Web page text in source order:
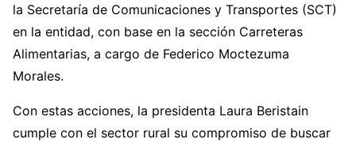
la Secretaría de Comunicaciones y Transportes (SCT)
en la entidad, con base en la sección Carreteras
Alimentarias, a cargo de Federico Moctezuma
Morales.
Con estas acciones, la presidenta Laura Beristain
cumple con el sector rural su compromiso de buscar